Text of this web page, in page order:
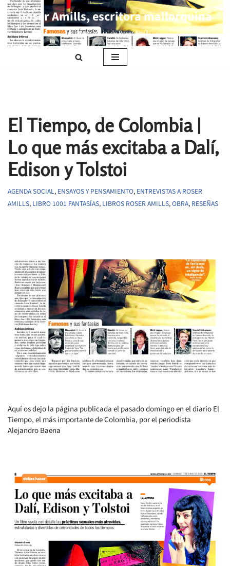
Saltar
al
Roser Amills, escritora mallorquina
Web oficial de Roser Amills
El Tiempo, de Colombia |
Lo que más excitaba a Dalí,
Edison y Tolstoi
AGENDA SOCIAL, ENSAYOS Y PENSAMIENTO, ENTREVISTAS A ROSER
AMILLS, LIBRO 1001 FANTASÍAS, LIBROS ROSER AMILLS,OBRA, RESEÑAS
Aquí os dejo la página publicada el pasado domingo en el diario El
Tiempo, el más importante de Colombia, por el periodista
Alejandro Baena